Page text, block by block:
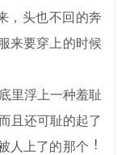
，头也不回的奔
来要穿上的时候
里浮上一种羞耻
且还可耻的起了
人上了的那个